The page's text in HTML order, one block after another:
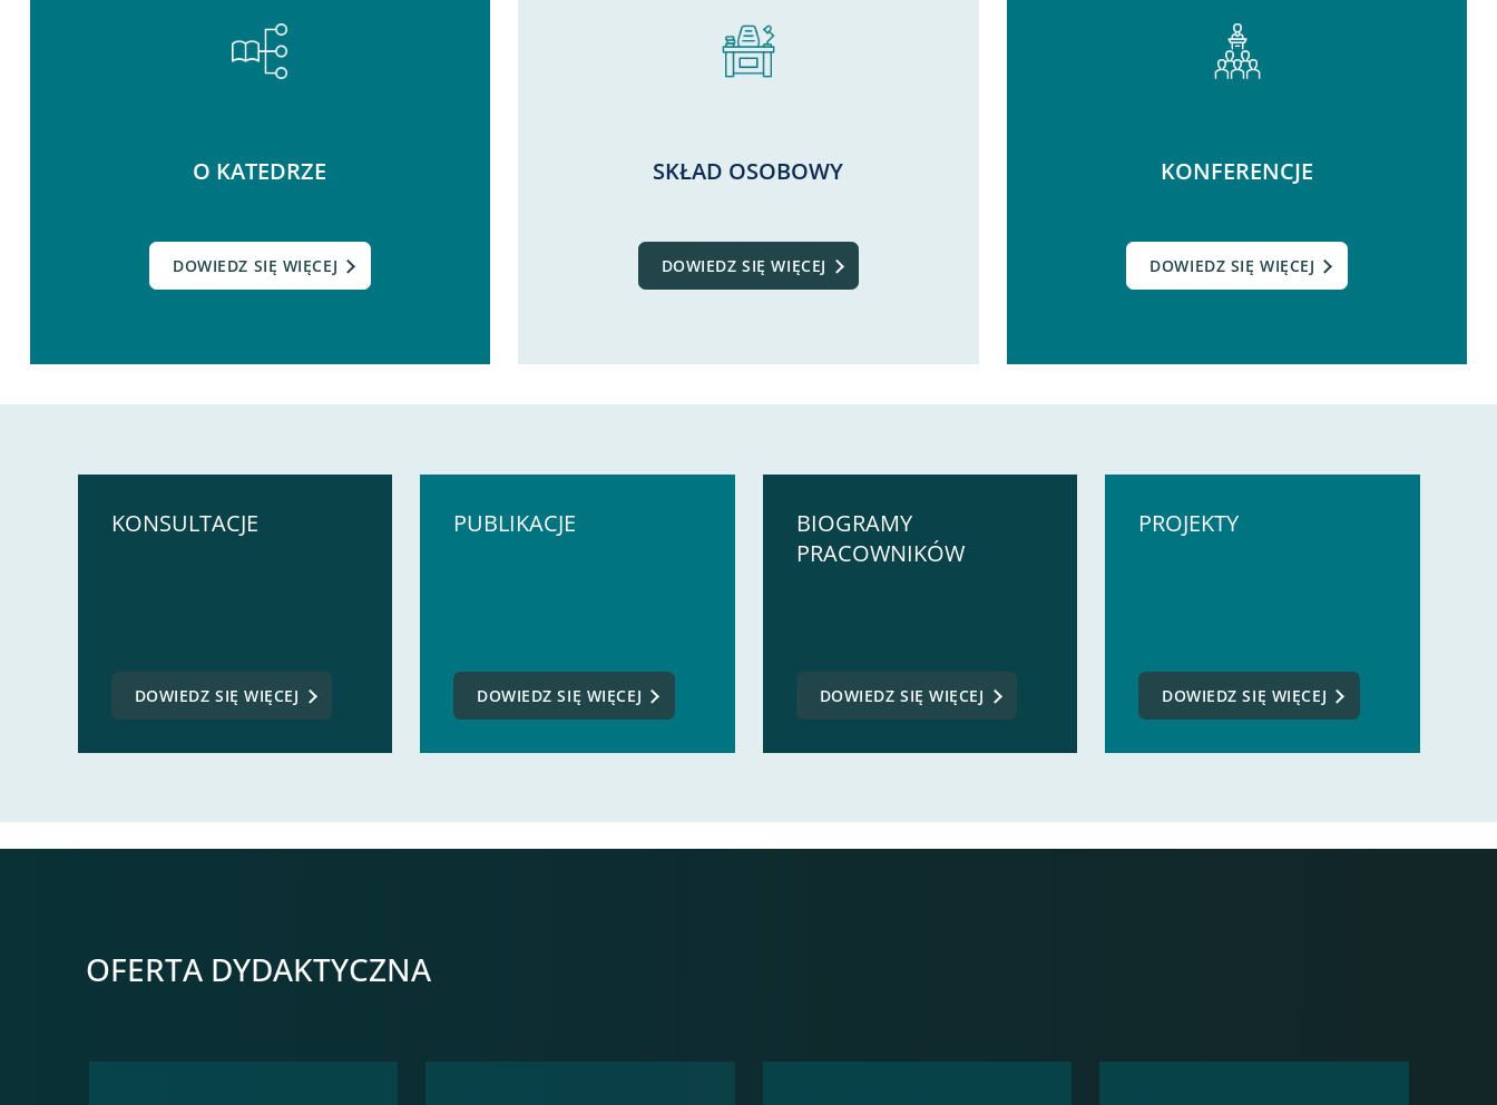
O KATEDRZE
DOWIEDZ SIĘ WIĘCEJ
SKŁAD OSOBOWY
DOWIEDZ SIĘ WIĘCEJ
KONFERENCJE
DOWIEDZ SIĘ WIĘCEJ
KONSULTACJE
DOWIEDZ SIĘ WIĘCEJ
PUBLIKACJE
DOWIEDZ SIĘ WIĘCEJ
BIOGRAMY
PRACOWNIKÓW
DOWIEDZ SIĘ WIĘCEJ
PROJEKTY
DOWIEDZ SIĘ WIĘCEJ
OFERTA DYDAKTYCZNA